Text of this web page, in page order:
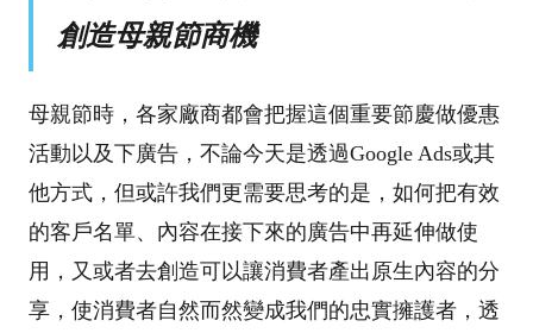
創造母親節商機
母親節時，各家廠商都會把握這個重要節慶做優惠
活動以及下廣告，不論今天是透過Google Ads或其
他方式，但或許我們更需要思考的是，如何把有效
的客戶名單、內容在接下來的廣告中再延伸做使
用，又或者去創造可以讓消費者產出原生內容的分
享，使消費者自然而然變成我們的忠實擁護者，透